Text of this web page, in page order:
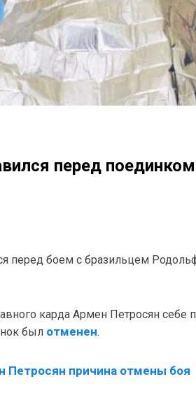
перед поединком
перед боем с бразильцем
карда Армен Петросян себе
был отменен.